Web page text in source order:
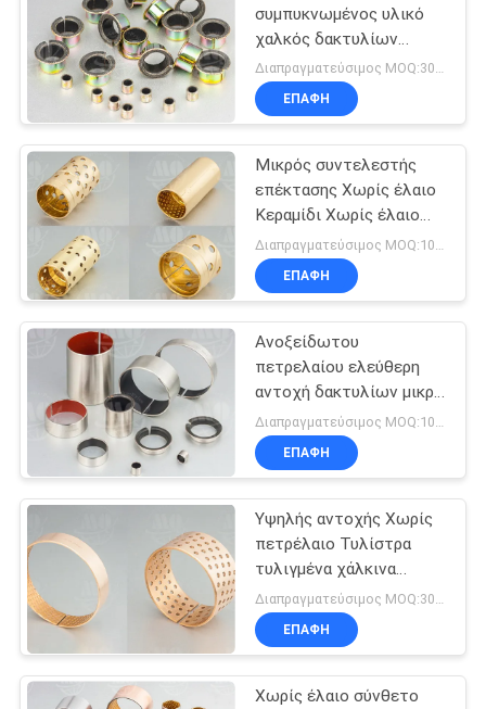
ΖΗΤΉΣΤΕ
ΈΝΑ
ΑΠΌΣΠΑΣΜΑ
SITEMAP
PRIVACY
POLICY
συμπυκνωμένος υλικό
χαλκός δακτυλίων
χάλυβα χάλυβα
βασισμένος
Διαπραγματεύσιμος MOQ:300 PC
ΕΠΑΦΉ
Μικρός συντελεστής
επέκτασης Χωρίς έλαιο
Κεραμίδι Χωρίς έλαιο
Φούσκωμα Χωρίς έλαιοΔιαπραγματεύσιμος MOQ:100 PC
ΕΠΑΦΉ
Ανοξείδωτου
πετρελαίου ελεύθερη
αντοχή δακτυλίων μικρή
μαγνητική άριστη
ΕΠΑΦΉ
Υψηλής αντοχής Χωρίς
πετρέλαιο Τυλίστρα
τυλιγμένα χάλκινα
Τυλίστρα από χάλυβα
Υποστηριζόμενο ρουλέν
ΕΠΑΦΉ
Χωρίς έλαιο σύνθετο